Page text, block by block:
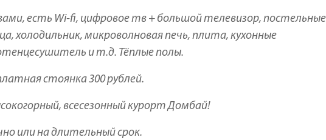
есть Wi-fi, цифровое тв + большой телевизор, постельные
холодильник, микроволновая печь, плита, кухонные
и т.д. Тёплые полы.
стоянка 300 рублей.
всесезонный курорт Домбай!
или на длительный срок.